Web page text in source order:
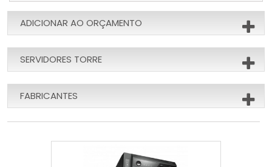
ADICIONAR AO ORÇAMENTO
SERVIDORES TORRE
FABRICANTES